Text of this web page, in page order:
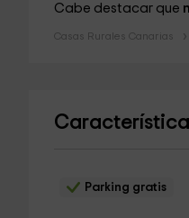
Cabe destacar que
Casas Rurales Canarias
Parking gratis